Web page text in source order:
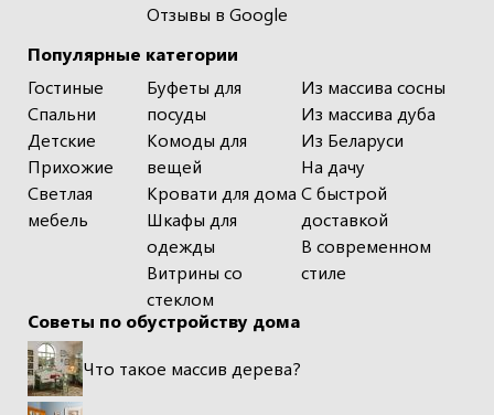
Популярные категории
Гостиные
Спальни
Детские
Прихожие
Светлая
мебель
Буфеты для
посуды
Комоды для
вещей
Кровати для дома
Шкафы для
одежды
Витрины со
стеклом
Из массива сосны
Из массива дуба
Из Беларуси
На дачу
С быстрой
доставкой
В современном
стиле
Отзывы в Google
Советы по обустройству дома
Что такое массив дерева?